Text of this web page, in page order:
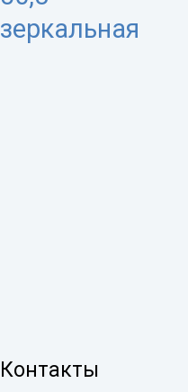
зеркальная
Контакты